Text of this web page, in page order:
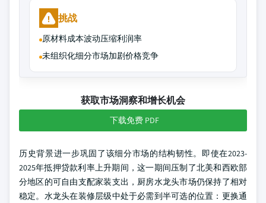
挑战
原材料成本波动压缩利润率
未组织化细分市场加剧价格竞争
获取市场洞察和增长机会
下载免费 PDF
历史背景进一步巩固了该细分市场的结构韧性。即使在2023-
2025年抵押贷款利率上升期间，这一期间压制了北美和西欧部
分地区的可自由支配家装支出，厨房水龙头市场仍保持了相对
稳定。水龙头在装修层级中处于必需到半可选的位置：更换通